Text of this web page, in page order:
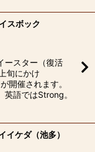
スボック
ースター（復活
旬にかけ
開催されます。
語ではStrong。
イケダ（池多）